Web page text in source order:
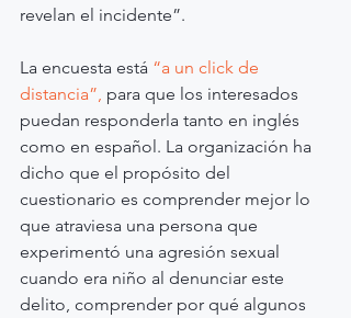
revelan el incidente”.
La encuesta está “a un click de
distancia”, para que los interesados
puedan responderla tanto en inglés
como en español. La organización ha
dicho que el propósito del
cuestionario es comprender mejor lo
que atraviesa una persona que
experimentó una agresión sexual
cuando era niño al denunciar este
delito, comprender por qué algunos